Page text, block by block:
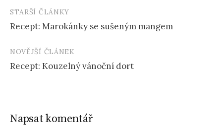
Post
navigation
STARŠÍ ČLÁNKY
Recept: Marokánky se sušeným mangem
NOVĚJŠÍ ČLÁNEK
Recept: Kouzelný vánoční dort
Napsat komentář